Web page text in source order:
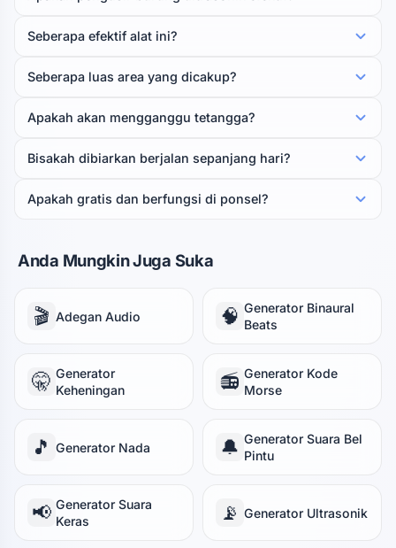
Seberapa efektif alat ini?
Seberapa luas area yang dicakup?
Apakah akan mengganggu tetangga?
Bisakah dibiarkan berjalan sepanjang hari?
Apakah gratis dan berfungsi di ponsel?
Anda Mungkin Juga Suka
🎬 Adegan Audio 🧠 Generator Binaural
Beats
🤫 Generator
Keheningan
📻 Generator Kode
Morse
🎵 Generator Nada 🔔 Generator Suara Bel
Pintu
📢 Generator Suara
Keras
📡 Generator Ultrasonik